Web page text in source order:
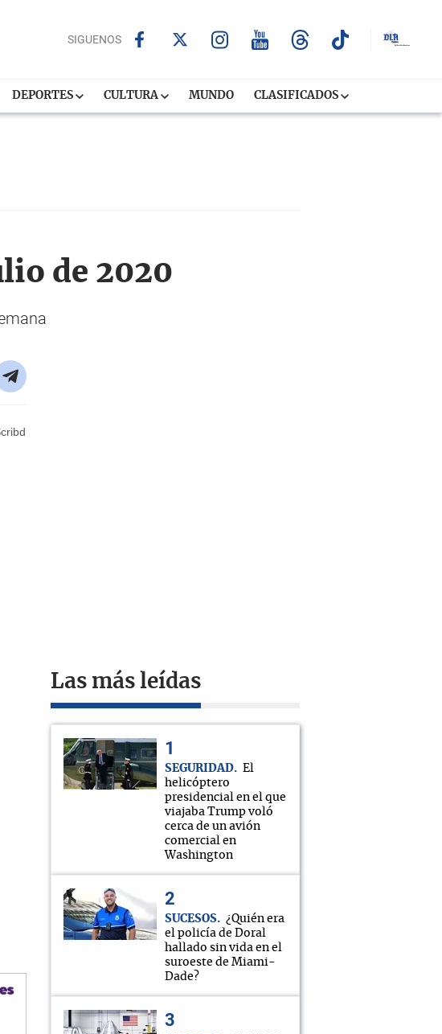
SIGUENOS
DEPORTES CULTURA MUNDO CLASIFICADOS
de 2020
Las más leídas
SEGURIDAD
El
helicóptero
presidencial en el que
viajaba Trump voló
cerca de un avión
comercial en
Washington
SUCESOS
¿Quién era
el policía de Doral
hallado sin vida en el
suroeste de Miami-
Dade?